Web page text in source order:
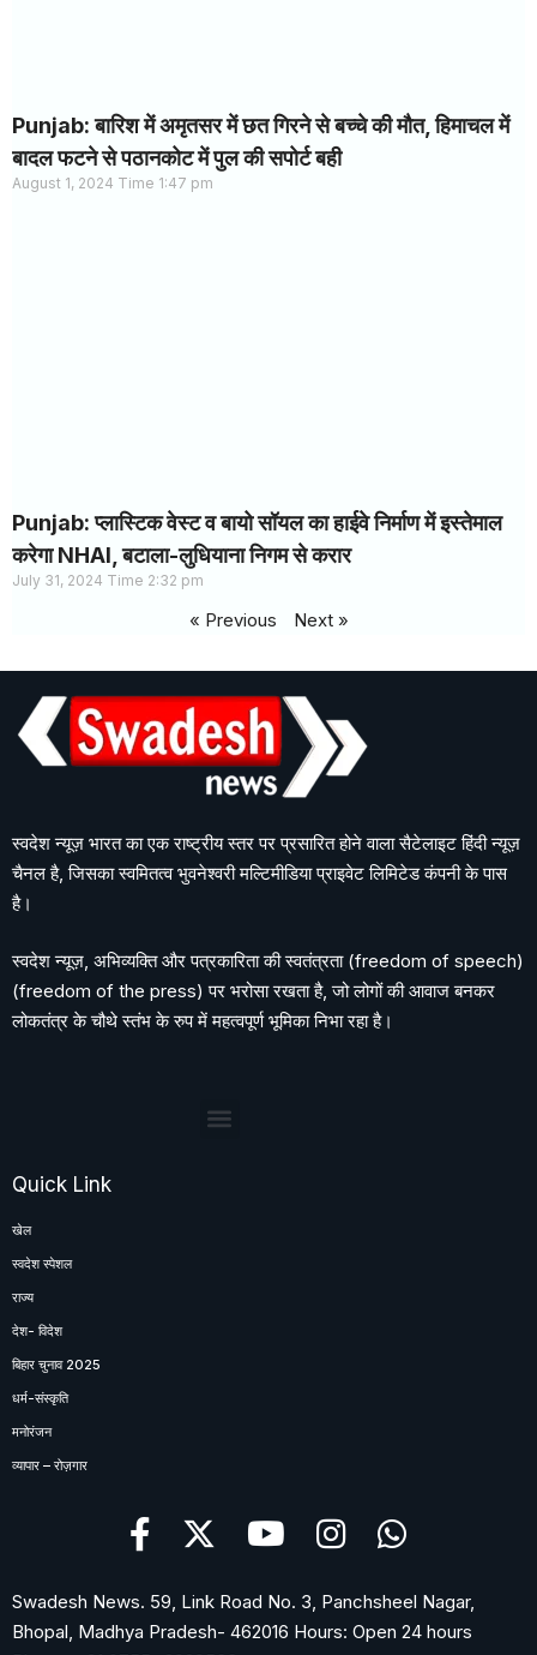
Punjab: बारिश में अमृतसर में छत गिरने से बच्चे की मौत, हिमाचल में
बादल फटने से पठानकोट में पुल की सपोर्ट बही
August 1, 2024 1:47 pm
Punjab: प्लास्टिक वेस्ट व बायो सॉयल का हाईवे निर्माण में इस्तेमाल
करेगा NHAI, बटाला-लुधियाना निगम से करार
July 31, 2024 2:32 pm
« Previous Next »
स्वदेश न्यूज़ भारत का एक राष्ट्रीय स्तर पर प्रसारित होने वाला सैटेलाइट हिंदी न्यूज़
चैनल है, जिसका स्वमितत्व भुवनेश्वरी मल्टिमीडिया प्राइवेट लिमिटेड कंपनी के पास
है।
स्वदेश न्यूज़, अभिव्यक्ति और पत्रकारिता की स्वतंत्रता (freedom of speech)
(freedom of the press) पर भरोसा रखता है, जो लोगों की आवाज बनकर
लोकतंत्र के चौथे स्तंभ के रुप में महत्वपूर्ण भूमिका निभा रहा है।
Quick Link
खेल
स्वदेश स्पेशल
राज्य
देश- विदेश
बिहार चुनाव 2025
धर्म-संस्कृति
मनोरंजन
व्यापार – रोज़गार
Swadesh News. 59, Link Road No. 3, Panchsheel Nagar,
Bhopal, Madhya Pradesh- 462016 Hours: Open 24 hours